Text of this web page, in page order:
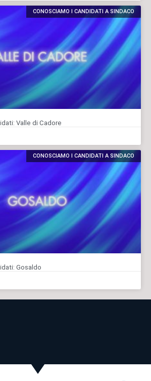
CONOSCIAMO I CANDIDATI A SINDACO
Valle di Cadore
CONOSCIAMO I CANDIDATI A SINDACO
Gosaldo